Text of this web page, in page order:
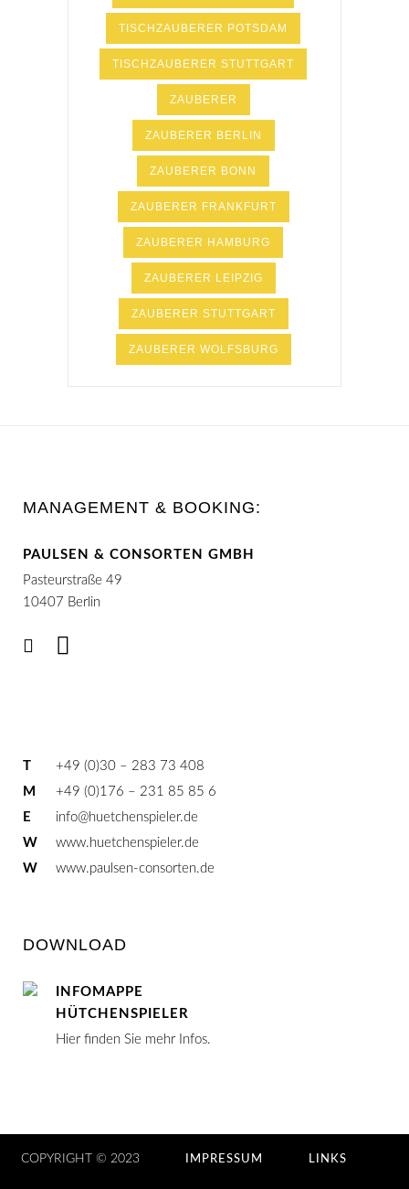
TISCHZAUBERER POTSDAM
TISCHZAUBERER STUTTGART
ZAUBERER
ZAUBERER BERLIN
ZAUBERER BONN
ZAUBERER FRANKFURT
ZAUBERER HAMBURG
ZAUBERER LEIPZIG
ZAUBERER STUTTGART
ZAUBERER WOLFSBURG
MANAGEMENT & BOOKING:
PAULSEN & CONSORTEN GMBH
Pasteurstraße 49
10407 Berlin
T
+49 (0)30 – 283 73 408
M
+49 (0)176 – 231 85 85 6
E
info@huetchenspieler.de
W
www.huetchenspieler.de
W
www.paulsen-consorten.de
DOWNLOAD
INFOMAPPE
HÜTCHENSPIELER
Hier finden Sie mehr Infos.
COPYRIGHT © 2023 IMPRESSUM LINKS